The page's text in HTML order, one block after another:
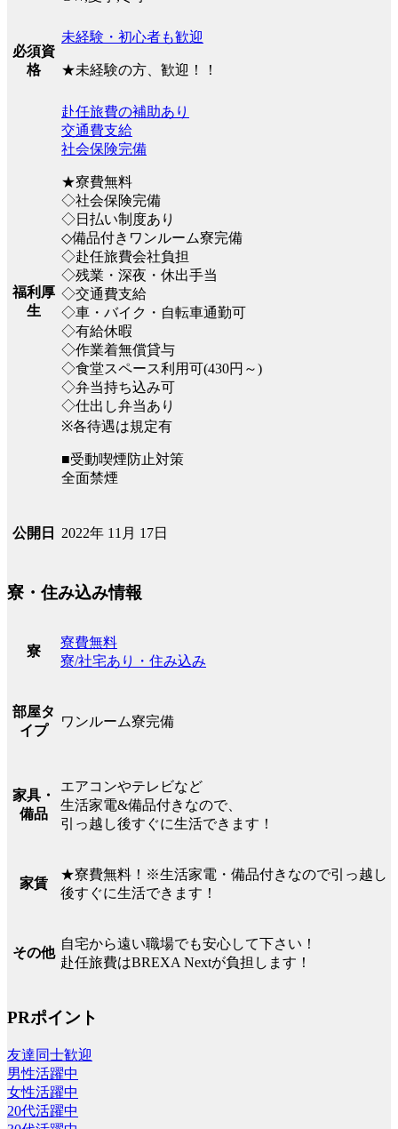
必須資
格
未経験・初心者も歓迎
★未経験の方、歓迎！！
福利厚
生
赴任旅費の補助あり
交通費支給
社会保険完備
★寮費無料
◇社会保険完備
◇日払い制度あり
◇備品付きワンルーム寮完備
◇赴任旅費会社負担
◇残業・深夜・休出手当
◇交通費支給
◇車・バイク・自転車通勤可
◇有給休暇
◇作業着無償貸与
◇食堂スペース利用可(430円～)
◇弁当持ち込み可
◇仕出し弁当あり
※各待遇は規定有
■受動喫煙防止対策
全面禁煙
公開日 2022年 11月 17日
寮・住み込み情報
寮
寮費無料
寮/社宅あり・住み込み
部屋タ
イプ
ワンルーム寮完備
家具・
備品
エアコンやテレビなど
生活家電&備品付きなので、
引っ越し後すぐに生活できます！
家賃
★寮費無料！※生活家電・備品付きなので引っ越し
後すぐに生活できます！
その他
自宅から遠い職場でも安心して下さい！
赴任旅費はBREXA Nextが負担します！
PRポイント
友達同士歓迎
男性活躍中
女性活躍中
20代活躍中